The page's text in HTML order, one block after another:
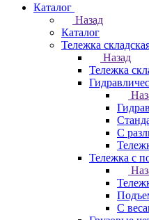
Каталог
Назад
Каталог
Тележка
Назад
Тележка
С
Тележка с
С